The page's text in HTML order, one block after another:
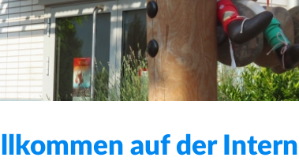
auf der